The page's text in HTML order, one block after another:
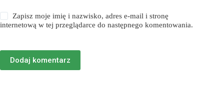
Zapisz moje imię i nazwisko, adres e-mail i stronę
internetową w tej przeglądarce do następnego komentowania.
Dodaj komentarz